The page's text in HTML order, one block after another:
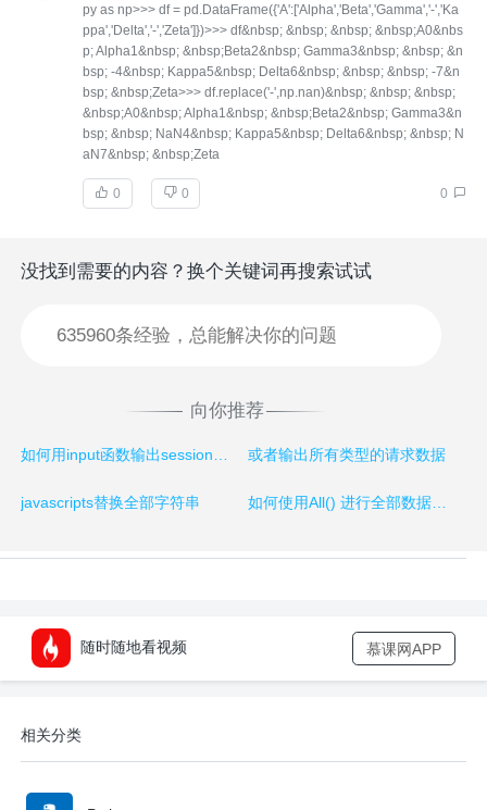
py as np>>> df = pd.DataFrame({'A':['Alpha','Beta','Gamma','-','Ka
ppa','Delta','-','Zeta']})>>> df&nbsp; &nbsp; &nbsp; &nbsp;A0&nbs
p; Alpha1&nbsp; &nbsp;Beta2&nbsp; Gamma3&nbsp; &nbsp; &n
bsp; -4&nbsp; Kappa5&nbsp; Delta6&nbsp; &nbsp; &nbsp; -7&n
bsp; &nbsp;Zeta>>> df.replace('-',np.nan)&nbsp; &nbsp; &nbsp;
&nbsp;A0&nbsp; Alpha1&nbsp; &nbsp;Beta2&nbsp; Gamma3&n
bsp; &nbsp; NaN4&nbsp; Kappa5&nbsp; Delta6&nbsp; &nbsp; N
aN7&nbsp; &nbsp;Zeta
0 0 0
没找到需要的内容？换个关键词再搜索试试
向你推荐
如何用input函数输出session全部的值 或者输出所有类型的请求数据
javascripts替换全部字符串
随时随地看视频 慕课网APP
相关分类